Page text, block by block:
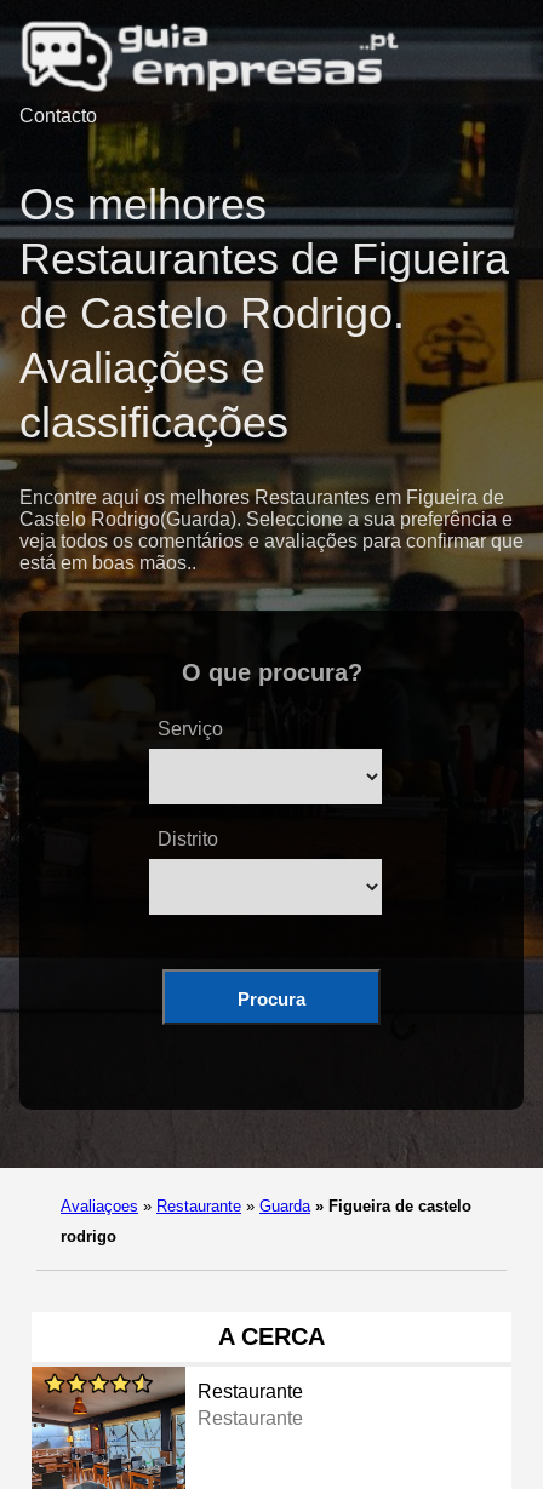
Contacto
Os melhores
Restaurantes de Figueira
de Castelo Rodrigo.
Avaliações e
classificações
Encontre aqui os melhores Restaurantes em Figueira de
Castelo Rodrigo(Guarda). Seleccione a sua preferência e
veja todos os comentários e avaliações para confirmar que
está em boas mãos..
O que procura?
Serviço
Distrito
Procura
Avaliaçoes » Restaurante » Guarda » Figueira de castelo
rodrigo
A CERCA
Restaurante
Restaurante